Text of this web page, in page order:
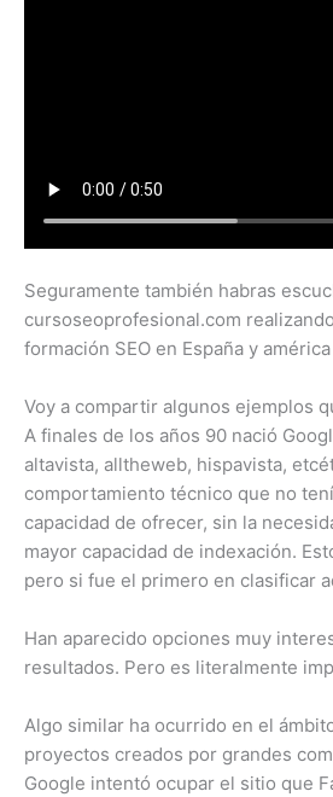
Seguramente también habras
cursoseoprofesional.com
formación SEO en España y
Voy a compartir algunos ejemplos
A finales de los años 90 nació
altavista, alltheweb, hispavista,
comportamiento técnico que no
capacidad de ofrecer, sin la
mayor capacidad de indexación.
pero si fue el primero en clasificar
Han aparecido opciones muy
resultados. Pero es literalmente
Algo similar ha ocurrido en el
proyectos creados por grandes
Google intentó ocupar el sitio que